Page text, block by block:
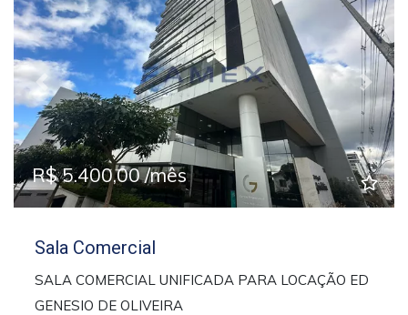
Previous Next
R$ 5.400,00 /mês
Sala Comercial
SALA COMERCIAL UNIFICADA PARA LOCAÇÃO ED
GENESIO DE OLIVEIRA